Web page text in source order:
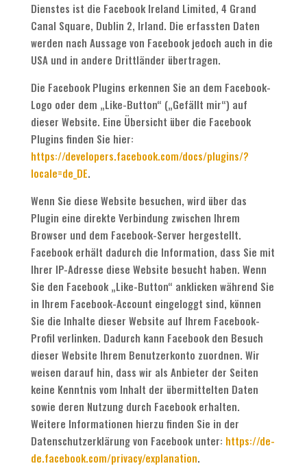
Dienstes ist die Facebook Ireland Limited, 4 Grand
Canal Square, Dublin 2, Irland. Die erfassten Daten
werden nach Aussage von Facebook jedoch auch in die
USA und in andere Drittländer übertragen.
Die Facebook Plugins erkennen Sie an dem Facebook-
Logo oder dem „Like-Button“ („Gefällt mir“) auf
dieser Website. Eine Übersicht über die Facebook
Plugins finden Sie hier:
https://developers.facebook.com/docs/plugins/?
locale=de_DE.
Wenn Sie diese Website besuchen, wird über das
Plugin eine direkte Verbindung zwischen Ihrem
Browser und dem Facebook-Server hergestellt.
Facebook erhält dadurch die Information, dass Sie mit
Ihrer IP-Adresse diese Website besucht haben. Wenn
Sie den Facebook „Like-Button“ anklicken während Sie
in Ihrem Facebook-Account eingeloggt sind, können
Sie die Inhalte dieser Website auf Ihrem Facebook-
Profil verlinken. Dadurch kann Facebook den Besuch
dieser Website Ihrem Benutzerkonto zuordnen. Wir
weisen darauf hin, dass wir als Anbieter der Seiten
keine Kenntnis vom Inhalt der übermittelten Daten
sowie deren Nutzung durch Facebook erhalten.
Weitere Informationen hierzu finden Sie in der
Datenschutzerklärung von Facebook unter: https://de-
de.facebook.com/privacy/explanation.